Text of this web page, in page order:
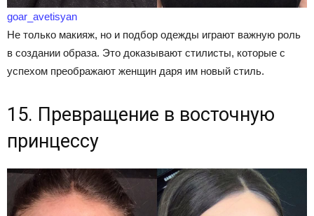
goar_avetisyan
Не только макияж, но и подбор одежды играют важную роль
в создании образа. Это доказывают стилисты, которые с
успехом преображают женщин даря им новый стиль.
15. Превращение в восточную
принцессу